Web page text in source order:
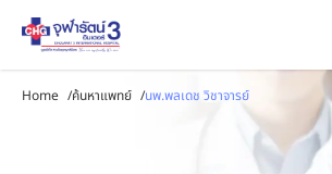
Home /ค้นหาแพทย์ /นพ.พลเดช วิชาจารย์